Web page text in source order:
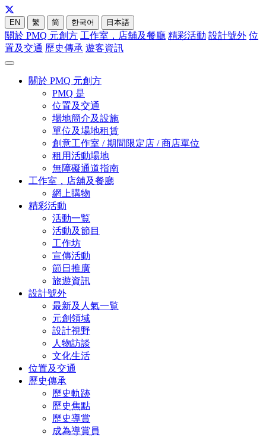
EN 繁 简 한국어 日本語
關於 PMQ 元創方 工作室，店舖及餐廳 精彩活動 設計號外 位
置及交通 歷史傳承 遊客資訊
關於 PMQ 元創方
PMQ 是
位置及交通
場地簡介及設施
單位及場地租賃
創意工作室 / 期間限定店 / 商店單位
租用活動場地
無障礙通道指南
工作室，店舖及餐廳
網上購物
精彩活動
活動一覧
活動及節目
工作坊
宣傳活動
節日推廣
旅遊資訊
設計號外
最新及人氣一覧
元創領域
設計視野
人物訪談
文化生活
位置及交通
歷史傳承
歷史軌跡
歷史焦點
歷史導賞
成為導賞員